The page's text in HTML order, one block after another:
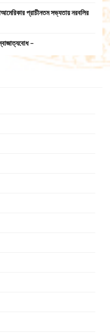
প্রাচীনতম সভ্যতায় নরবলির
–